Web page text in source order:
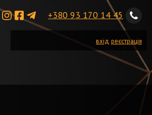
+380 93 170 14 45
вхід реєстрація